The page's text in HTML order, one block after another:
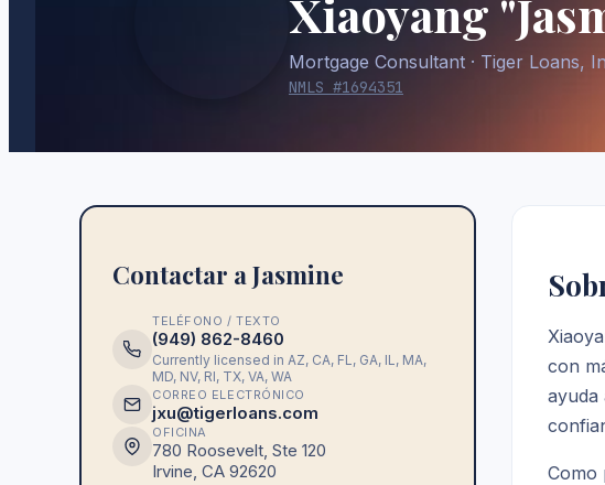
Xiaoyang
Mortgage Consultant · Tiger Loans,
NMLS #1694351
Contactar a Jasmine
TELÉFONO / TEXTO
(949) 862-8460
Currently licensed in AZ, CA, FL, GA, IL, MA,
MD, NV, RI, TX, VA, WA
CORREO ELECTRÓNICO
jxu@tigerloans.com
OFICINA
780 Roosevelt, Ste 120
Irvine, CA 92620
con
ayuda
Como